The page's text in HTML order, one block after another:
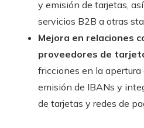
y emisión de tarjetas,
servicios B2B a otras
Mejora en relaciones
proveedores de
fricciones en la
emisión de IBANs y
de tarjetas y redes de